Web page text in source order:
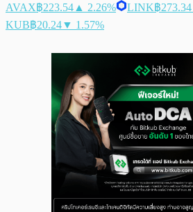
AVAX฿223.54 ▲ 2.26% LINK฿273.34
KUB฿20.24▼ 1.57%